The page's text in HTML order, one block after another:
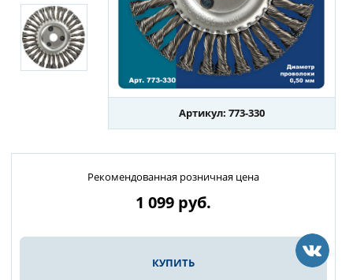
Артикул: 773-330
Рекомендованная розничная цена
1 099 руб.
КУПИТЬ